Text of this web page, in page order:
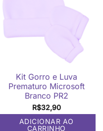
Kit Gorro e Luva
Prematuro Microsoft
Branco PR2
R$32,90
ADICIONAR AO
CARRINHO